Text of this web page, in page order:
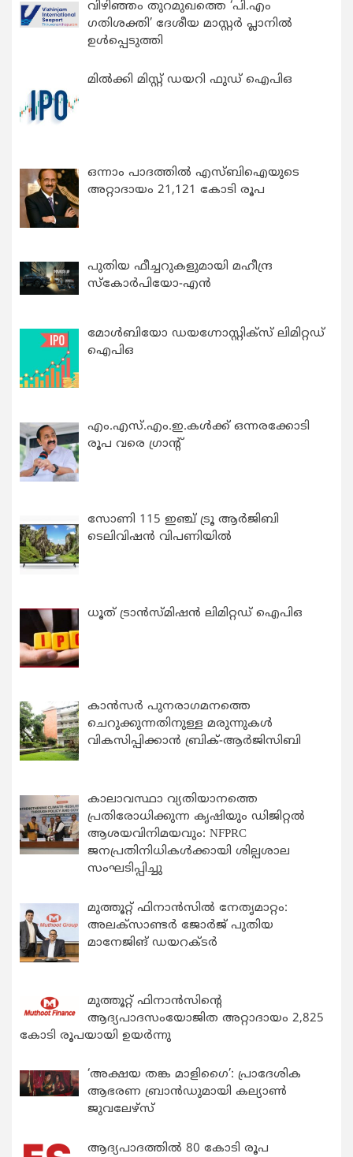
വിഴിഞ്ഞം തുറമുഖത്തെ ‘പി.എം
ഗതിശക്തി’ ദേശീയ മാസ്റ്റർ പ്ലാനിൽ
ഉൾപ്പെടുത്തി
മിൽക്കി മിസ്റ്റ് ഡയറി ഫുഡ് ഐപിഒ
ഒന്നാം പാദത്തിൽ എസ്ബിഐയുടെ
അറ്റാദായം 21,121 കോടി രൂപ
പുതിയ ഫീച്ചറുകളുമായി മഹീന്ദ്ര
സ്കോർപിയോ-എൻ
മോൾബിയോ ഡയഗ്നോസ്റ്റിക്സ് ലിമിറ്റഡ്
ഐപിഒ
എം.എസ്.എം.ഇ.കൾക്ക് ഒന്നരക്കോടി
രൂപ വരെ ഗ്രാന്റ്
സോണി 115 ഇഞ്ച് ട്രൂ ആർജിബി
ടെലിവിഷൻ വിപണിയിൽ
ധൂത് ട്രാൻസ്മിഷൻ ലിമിറ്റഡ് ഐപിഒ
കാന്‍സര്‍ പുനരാഗമനത്തെ
ചെറുക്കുന്നതിനുള്ള മരുന്നുകള്‍
വികസിപ്പിക്കാന്‍ ബ്രിക്-ആര്‍ജിസിബി
കാലാവസ്ഥാ വ്യതിയാനത്തെ
പ്രതിരോധിക്കുന്ന കൃഷിയും ഡിജിറ്റൽ
ആശയവിനിമയവും: NFPRC
ജനപ്രതിനിധികൾക്കായി ശില്പശാല
സംഘടിപ്പിച്ചു
മുത്തൂറ്റ് ഫിനാൻസിൽ നേതൃമാറ്റം:
അലക്സാണ്ടർ ജോർജ് പുതിയ
മാനേജിങ് ഡയറക്ടർ
മുത്തൂറ്റ് ഫിനാൻസിന്റെ
ആദ്യപാദസംയോജിത അറ്റാദായം 2,825
കോടി രൂപയായി ഉയർന്നു
‘അക്ഷയ തങ്ക മാളിഗൈ’: പ്രാദേശിക
ആഭരണ ബ്രാന്‍ഡുമായി കല്യാണ്‍
ജുവലേഴ്‌സ്
ആദ്യപാദത്തിൽ 80 കോടി രൂപ